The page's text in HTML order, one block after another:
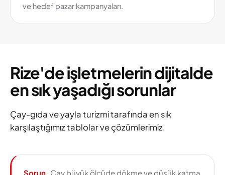
ve hedef pazar kampanyaları.
Rize'de işletmelerin dijitalde
en sık yaşadığı sorunlar
Çay-gıda ve yayla turizmi tarafında en sık
karşılaştığımız tablolar ve çözümlerimiz.
Sorun. Çay büyük ölçüde dökme ve düşük katma